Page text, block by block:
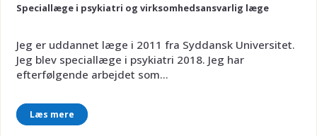
Speciallæge i psykiatri og virksomhedsansvarlig læge
Jeg er uddannet læge i 2011 fra Syddansk Universitet.
Jeg blev speciallæge i psykiatri 2018. Jeg har
efterfølgende arbejdet som...
Læs mere